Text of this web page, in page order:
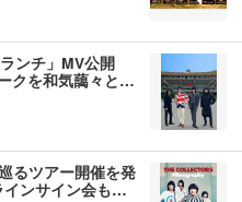
ンチ」MV公開
クを和気藹々と…
るツアー開催を発
ンサイン会も…